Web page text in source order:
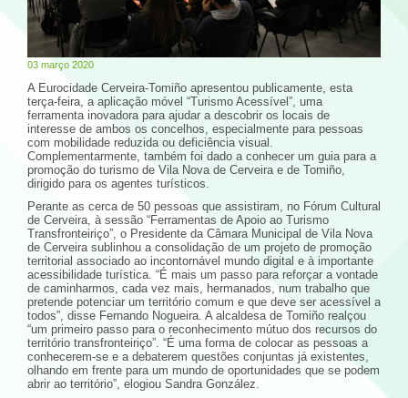
03 março 2020
A Eurocidade Cerveira-Tomiño apresentou publicamente, esta
terça-feira, a aplicação móvel “Turismo Acessível”, uma
ferramenta inovadora para ajudar a descobrir os locais de
interesse de ambos os concelhos, especialmente para pessoas
com mobilidade reduzida ou deficiência visual.
Complementarmente, também foi dado a conhecer um guia para a
promoção do turismo de Vila Nova de Cerveira e de Tomiño,
dirigido para os agentes turísticos.
Perante as cerca de 50 pessoas que assistiram, no Fórum Cultural
de Cerveira, à sessão “Ferramentas de Apoio ao Turismo
Transfronteiriço”, o Presidente da Câmara Municipal de Vila Nova
de Cerveira sublinhou a consolidação de um projeto de promoção
territorial associado ao incontornável mundo digital e à importante
acessibilidade turística. “É mais um passo para reforçar a vontade
de caminharmos, cada vez mais, hermanados, num trabalho que
pretende potenciar um território comum e que deve ser acessível a
todos”, disse Fernando Nogueira. A alcaldesa de Tomiño realçou
“um primeiro passo para o reconhecimento mútuo dos recursos do
território transfronteiriço”. “É uma forma de colocar as pessoas a
conhecerem-se e a debaterem questões conjuntas já existentes,
olhando em frente para um mundo de oportunidades que se podem
abrir ao território”, elogiou Sandra González.